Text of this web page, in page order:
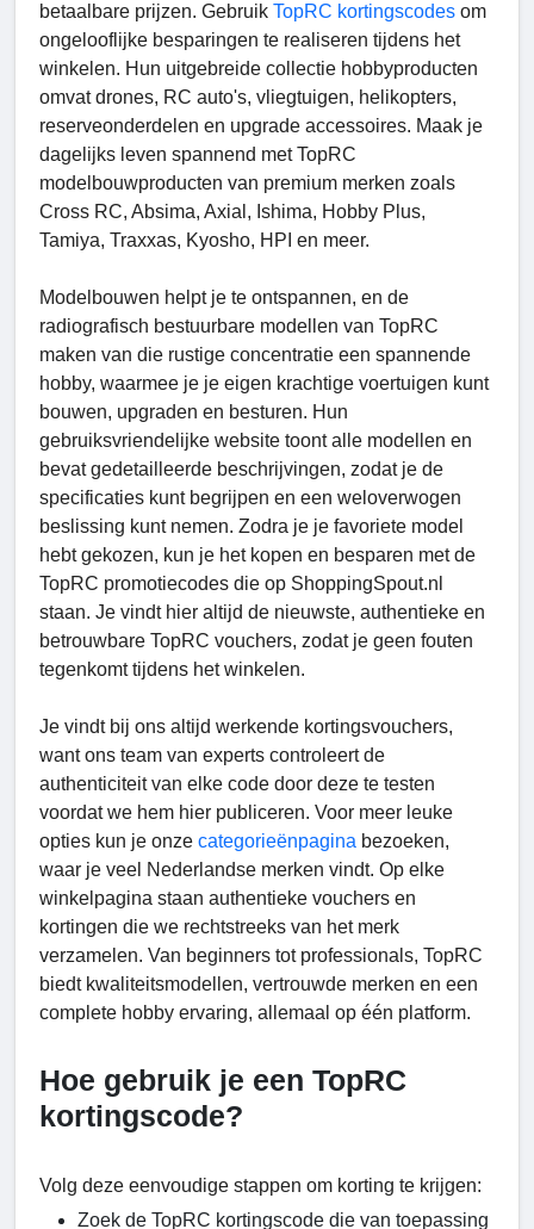
betaalbare prijzen. Gebruik TopRC kortingscodes om
ongelooflijke besparingen te realiseren tijdens het
winkelen. Hun uitgebreide collectie hobbyproducten
omvat drones, RC auto's, vliegtuigen, helikopters,
reserveonderdelen en upgrade accessoires. Maak je
dagelijks leven spannend met TopRC
modelbouwproducten van premium merken zoals
Cross RC, Absima, Axial, Ishima, Hobby Plus,
Tamiya, Traxxas, Kyosho, HPI en meer.
Modelbouwen helpt je te ontspannen, en de
radiografisch bestuurbare modellen van TopRC
maken van die rustige concentratie een spannende
hobby, waarmee je je eigen krachtige voertuigen kunt
bouwen, upgraden en besturen. Hun
gebruiksvriendelijke website toont alle modellen en
bevat gedetailleerde beschrijvingen, zodat je de
specificaties kunt begrijpen en een weloverwogen
beslissing kunt nemen. Zodra je je favoriete model
hebt gekozen, kun je het kopen en besparen met de
TopRC promotiecodes die op ShoppingSpout.nl
staan. Je vindt hier altijd de nieuwste, authentieke en
betrouwbare TopRC vouchers, zodat je geen fouten
tegenkomt tijdens het winkelen.
Je vindt bij ons altijd werkende kortingsvouchers,
want ons team van experts controleert de
authenticiteit van elke code door deze te testen
voordat we hem hier publiceren. Voor meer leuke
opties kun je onze categorieënpagina bezoeken,
waar je veel Nederlandse merken vindt. Op elke
winkelpagina staan ​​authentieke vouchers en
kortingen die we rechtstreeks van het merk
verzamelen. Van beginners tot professionals, TopRC
biedt kwaliteitsmodellen, vertrouwde merken en een
complete hobby ervaring, allemaal op één platform.
Hoe gebruik je een TopRC
kortingscode?
Volg deze eenvoudige stappen om korting te krijgen:
Zoek de TopRC kortingscode die van toepassing